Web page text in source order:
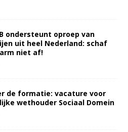
ondersteunt oproep van
uit heel Nederland: schaf
niet af!
de formatie: vacature voor
wethouder Sociaal Domein